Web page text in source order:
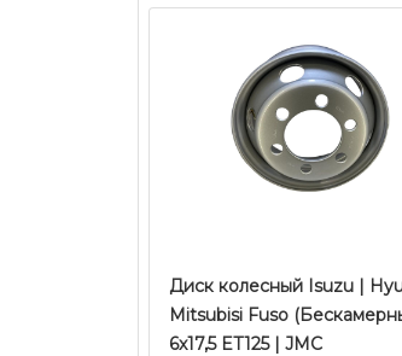
Диск колесный Isuzu |
Mitsubisi Fuso
6x17,5 ET125 | JMC